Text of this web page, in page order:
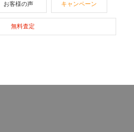
お客様の声 キャンペーン
無料査定